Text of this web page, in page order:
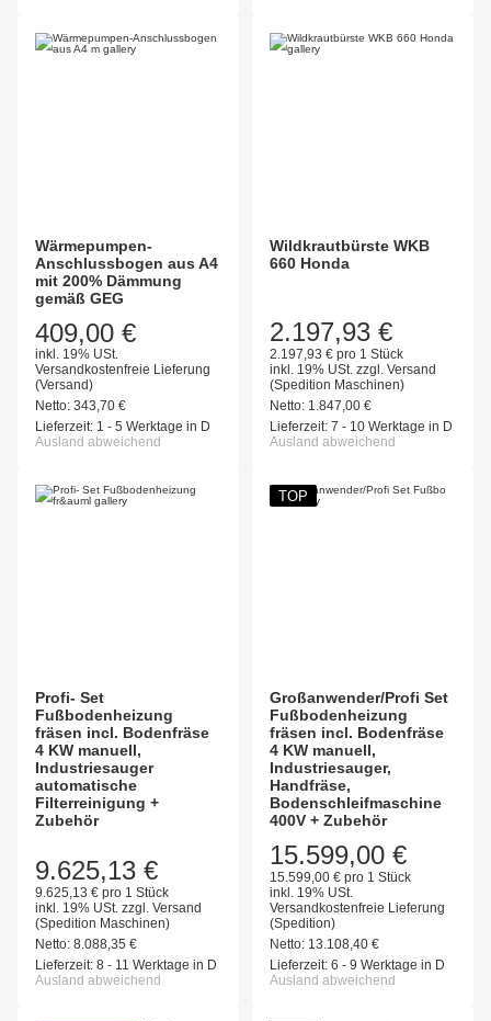
Wärmepumpen-
Anschlussbogen aus A4
mit 200% Dämmung
gemäß GEG
409,00 €
inkl. 19% USt.
Versandkostenfreie Lieferung
(Versand)
Netto: 343,70 €
Lieferzeit: 1 - 5 Werktage in D
Ausland abweichend
Wildkrautbürste WKB
660 Honda
2.197,93 €
2.197,93 € pro 1 Stück
inkl. 19% USt. zzgl. Versand
(Spedition Maschinen)
Netto: 1.847,00 €
Lieferzeit: 7 - 10 Werktage in D
Ausland abweichend
Profi- Set
Fußbodenheizung
fräsen incl. Bodenfräse
4 KW manuell,
Industriesauger
automatische
Filterreinigung +
Zubehör
9.625,13 €
9.625,13 € pro 1 Stück
inkl. 19% USt. zzgl. Versand
(Spedition Maschinen)
Netto: 8.088,35 €
Lieferzeit: 8 - 11 Werktage in D
Ausland abweichend
TOP
Großanwender/Profi Set
Fußbodenheizung
fräsen incl. Bodenfräse
4 KW manuell,
Industriesauger,
Handfräse,
Bodenschleifmaschine
400V + Zubehör
15.599,00 €
15.599,00 € pro 1 Stück
inkl. 19% USt.
Versandkostenfreie Lieferung
(Spedition)
Netto: 13.108,40 €
Lieferzeit: 6 - 9 Werktage in D
Ausland abweichend